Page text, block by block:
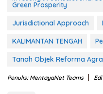
Green Prosperity
Jurisdictional Approach
KALIMANTAN TENGAH
Tanah Objek Reforma
Penulis: MentayaNet Teams